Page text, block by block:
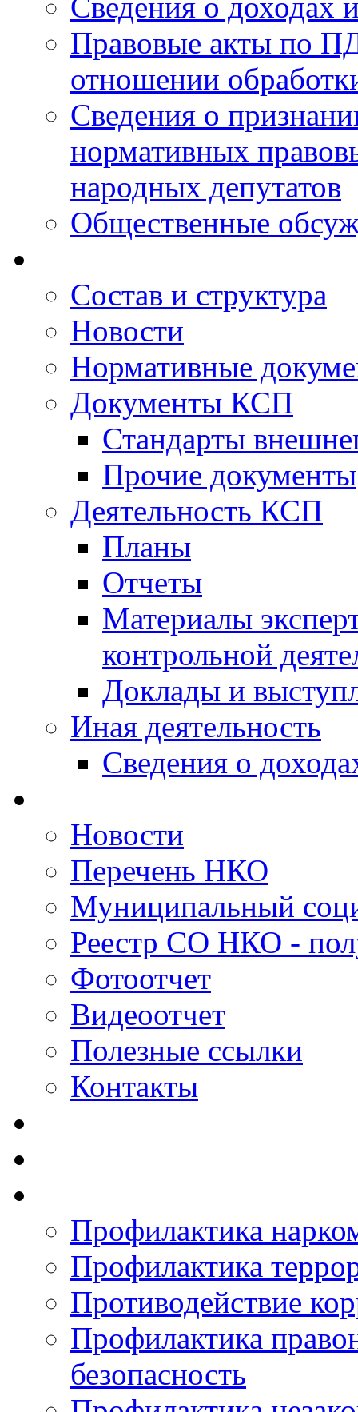
Правовые акты по
отношении
Сведения о
нормативных
народных депутатов
Общественные
Состав и структура
Новости
Нормативные
Документы КСП
Стандарты
Прочие документы
Деятельность КСП
Планы
Отчеты
Материалы
контрольной
Доклады и
Иная деятельность
Сведения о
Новости
Перечень НКО
Муниципальный
Реестр СО НКО -
Фотоотчет
Видеоотчет
Полезные ссылки
Контакты
Профилактика
Профилактика
Противодействие
Профилактика
безопасность